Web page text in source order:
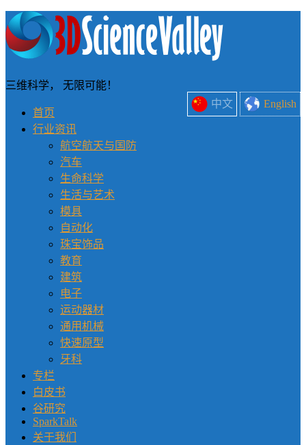
中文 English
三维科学， 无限可能！
首页
行业资讯
航空航天与国防
汽车
生命科学
生活与艺术
模具
自动化
珠宝饰品
教育
建筑
电子
运动器材
通用机械
快速原型
牙科
专栏
白皮书
谷研究
SparkTalk
关于我们